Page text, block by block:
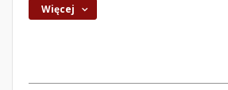
Więcej